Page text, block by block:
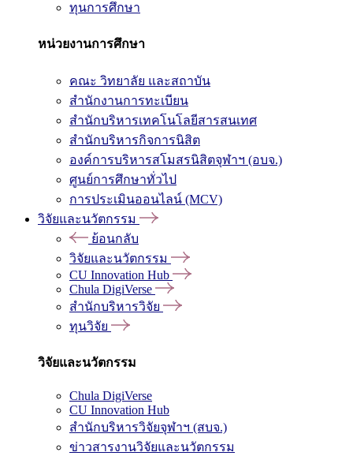
ทุนการศึกษา
หน่วยงานการศึกษา
คณะ วิทยาลัย และสถาบัน
สำนักงานการทะเบียน
สำนักบริหารเทคโนโลยีสารสนเทศ
สำนักบริหารกิจการนิสิต
องค์การบริหารสโมสรนิสิตจุฬาฯ (อบจ.)
ศูนย์การศึกษาทั่วไป
การประเมินออนไลน์ (MCV)
วิจัยและนวัตกรรม
ย้อนกลับ
วิจัยและนวัตกรรม
CU Innovation Hub
Chula DigiVerse
สำนักบริหารวิจัย
ทุนวิจัย
วิจัยและนวัตกรรม
Chula DigiVerse
CU Innovation Hub
สำนักบริหารวิจัยจุฬาฯ (สบจ.)
ข่าวสารงานวิจัยและนวัตกรรม